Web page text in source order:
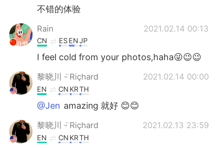
不错的体验
Rain 2021.02.14 00:13
CN ESENJP
I feel cold from your photos,haha😜😉😉
黎晓川 ᵕ̈ Riçhard 2021.02.14 00:00
EN CN KRTH
@Jen amazing 就好 😊😊
黎晓川 ᵕ̈ Riçhard 2021.02.13 23:59
EN CN KRTH